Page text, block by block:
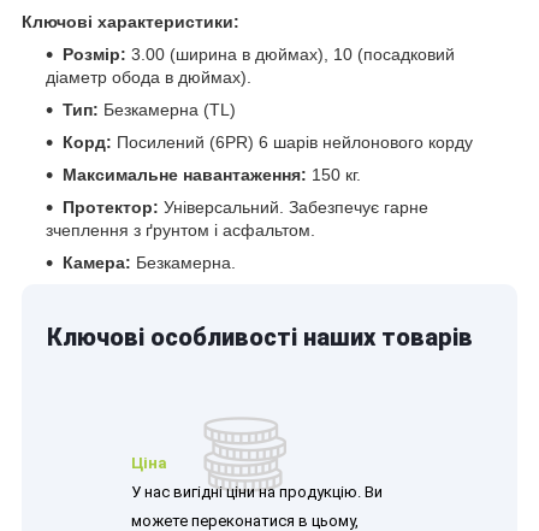
Ключові характеристики:
Розмір: 3.00 (ширина в дюймах), 10 (посадковий
діаметр обода в дюймах).
Тип: Безкамерна (TL)
Корд: Посилений (6PR) 6 шарів нейлонового корду
Максимальне навантаження: 150 кг.
Протектор: Універсальний. Забезпечує гарне
зчеплення з ґрунтом і асфальтом.
Камера: Безкамерна.
Ключові особливості наших товарів
Ціна
У нас вигідні ціни на продукцію. Ви
можете переконатися в цьому,